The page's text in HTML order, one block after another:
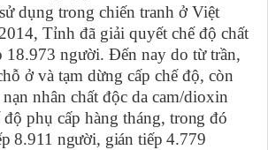
dụng trong chiến tranh ở Việt
Tỉnh đã giải quyết chế độ chất
18.973 người. Đến nay do từ trần,
ở và tạm dừng cấp chế độ, còn
nhân chất độc da cam/dioxin
phụ cấp hàng tháng, trong đó
8.911 người, gián tiếp 4.779